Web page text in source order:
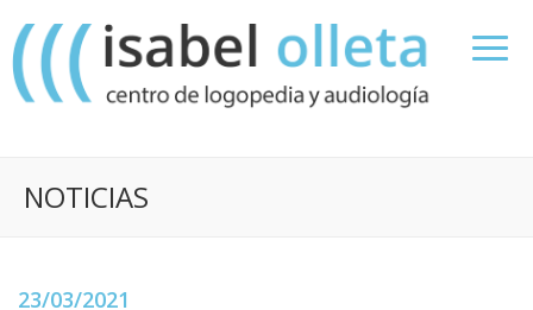
NOTICIAS
23/03/2021